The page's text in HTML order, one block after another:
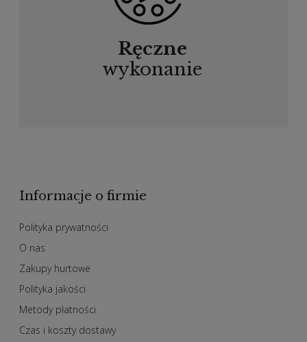
Ręczne
wykonanie
Informacje o firmie
Polityka prywatności
O nas
Zakupy hurtowe
Polityka jakości
Metody płatności
Czas i koszty dostawy